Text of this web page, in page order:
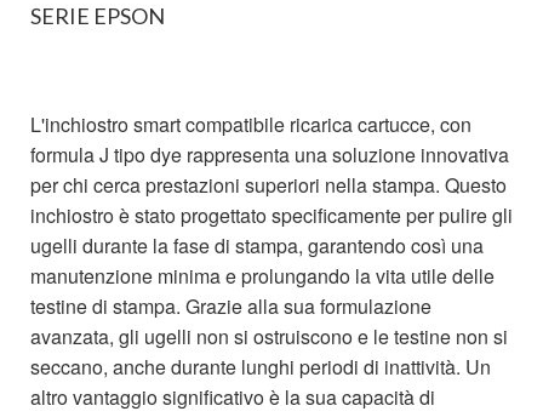
SERIE EPSON
L'inchiostro smart compatibile ricarica cartucce, con
formula J tipo dye rappresenta una soluzione innovativa
per chi cerca prestazioni superiori nella stampa. Questo
inchiostro è stato progettato specificamente per pulire gli
ugelli durante la fase di stampa, garantendo così una
manutenzione minima e prolungando la vita utile delle
testine di stampa. Grazie alla sua formulazione
avanzata, gli ugelli non si ostruiscono e le testine non si
seccano, anche durante lunghi periodi di inattività. Un
altro vantaggio significativo è la sua capacità di